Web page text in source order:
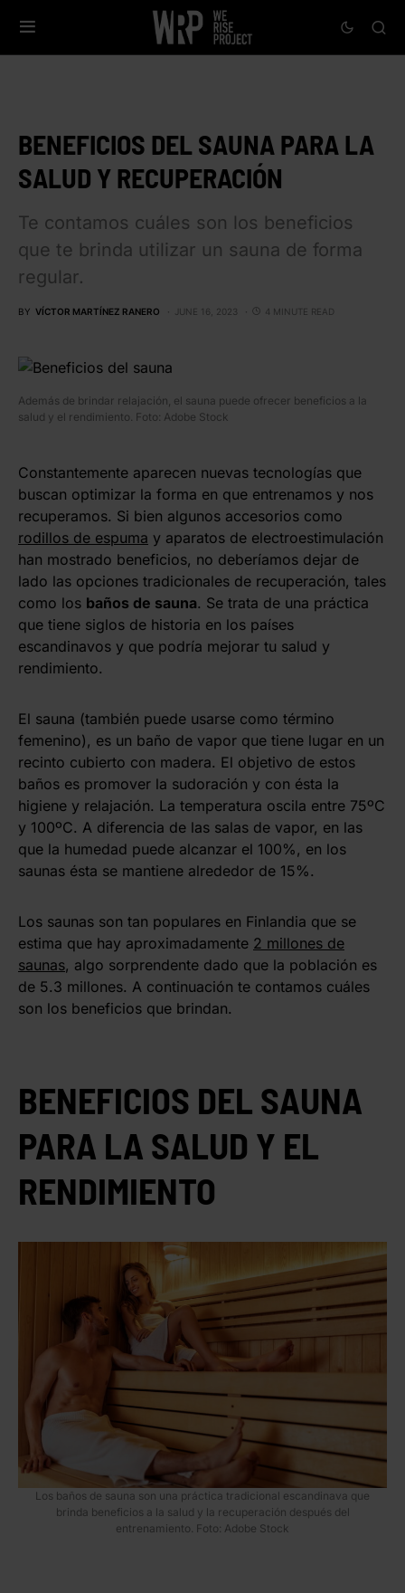
BENEFICIOS DEL SAUNA PARA LA
SALUD Y RECUPERACIÓN
Te contamos cuáles son los beneficios
que te brinda utilizar un sauna de forma
regular.
BY VÍCTOR MARTÍNEZ RANERO JUNE 16, 2023 4 MINUTE READ
Además de brindar relajación, el sauna puede ofrecer beneficios a la
salud y el rendimiento. Foto: Adobe Stock
Constantemente aparecen nuevas tecnologías que
buscan optimizar la forma en que entrenamos y nos
recuperamos. Si bien algunos accesorios como
rodillos de espuma y aparatos de electroestimulación
han mostrado beneficios, no deberíamos dejar de
lado las opciones tradicionales de recuperación, tales
como los baños de sauna. Se trata de una práctica
que tiene siglos de historia en los países
escandinavos y que podría mejorar tu salud y
rendimiento.
El sauna (también puede usarse como término
femenino), es un baño de vapor que tiene lugar en un
recinto cubierto con madera. El objetivo de estos
baños es promover la sudoración y con ésta la
higiene y relajación. La temperatura oscila entre 75ºC
y 100ºC. A diferencia de las salas de vapor, en las
que la humedad puede alcanzar el 100%, en los
saunas ésta se mantiene alrededor de 15%.
Los saunas son tan populares en Finlandia que se
estima que hay aproximadamente 2 millones de
saunas, algo sorprendente dado que la población es
de 5.3 millones. A continuación te contamos cuáles
son los beneficios que brindan.
BENEFICIOS DEL SAUNA
PARA LA SALUD Y EL
RENDIMIENTO
Los baños de sauna son una práctica tradicional escandinava que
brinda beneficios a la salud y la recuperación después del
entrenamiento. Foto: Adobe Stock